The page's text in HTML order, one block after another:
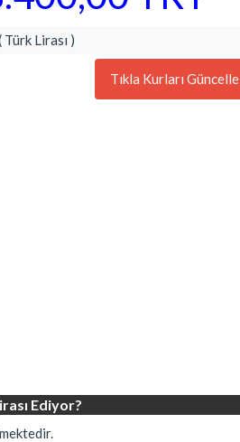
Türk Lirası )
Tıkla Kurları Güncelle
Ediyor?